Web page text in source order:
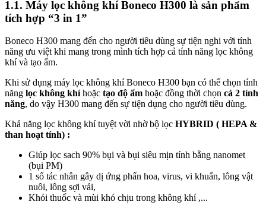
1.1. Máy lọc không khí Boneco H300 là sản phẩm
tích hợp “3 in 1”
Boneco H300 mang đến cho người tiêu dùng sự tiện nghi với tính
năng ưu việt khi mang trong mình tích hợp cả tính năng lọc không
khí và tạo ẩm.
Khi sử dụng máy lọc không khí Boneco H300 bạn có thể chọn tính
năng lọc không khíhoặc tạo độ ẩm hoặc đồng thời chọn cả 2 tính
năng, do vậy H300 mang đến sự tiện dụng cho người tiêu dùng.
Khả năng lọc không khí tuyệt vời nhờ bộ lọc HYBRID ( HEPA &
than hoạt tính) :
Giúp lọc sach 90% bụi và bụi siêu mịn tính bằng nanomet
(bụi PM)
1 số tác nhân gây dị ứng phấn hoa, virus, vi khuẩn, lông vật
nuôi, lông sợi vải,
Khói thuốc và mùi khó chịu trong không khí ,...